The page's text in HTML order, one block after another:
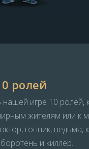
ролей
нашей игре 10 ролей,
жителям или к
гопник,
и киллер.